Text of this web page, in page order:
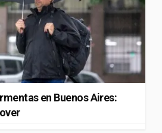
en Buenos Aires: